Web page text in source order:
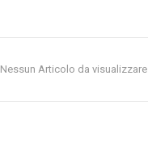
Nessun Articolo da visualizzare